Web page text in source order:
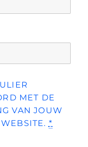
MET DE
VAN JOUW
*